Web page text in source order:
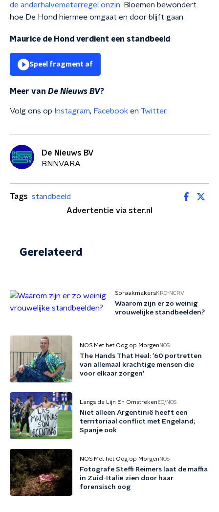
de anderhalvemeterregel onzin. Bloemen bewondert
hoe De Hond hiermee omgaat en door blijft gaan.
Maurice de Hond verdient een standbeeld
Speel fragment af
Meer van De Nieuws BV?
Volg ons op Instagram, Facebook en Twitter.
De Nieuws BV
BNNVARA
Tags standbeeld
Advertentie via ster.nl
Gerelateerd
SpraakmakersKRO-NCRV
Waarom zijn er zo weinig
vrouwelijke standbeelden?
NOS Met het Oog op Morgen NOS
The Hands That Heal: '60 portretten
van allemaal krachtige mensen die
voor elkaar zorgen'
Langs de Lijn En Omstreken EO/NOS
Niet alleen Argentinië heeft een
territoriaal conflict met Engeland;
Spanje ook
NOS Met het Oog op Morgen NOS
Fotografe Steffi Reimers laat de maffia
in Zuid-Italië zien door haar
forensisch oog